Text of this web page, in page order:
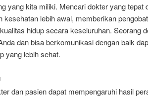
yang kita miliki. Mencari dokter yang tepat
lebih awal, memberikan
hidup secara keseluruhan. Seorang
dan bisa berkomunikasi dengan baik
yang lebih sehat.
dan pasien dapat mempengaruhi hasil